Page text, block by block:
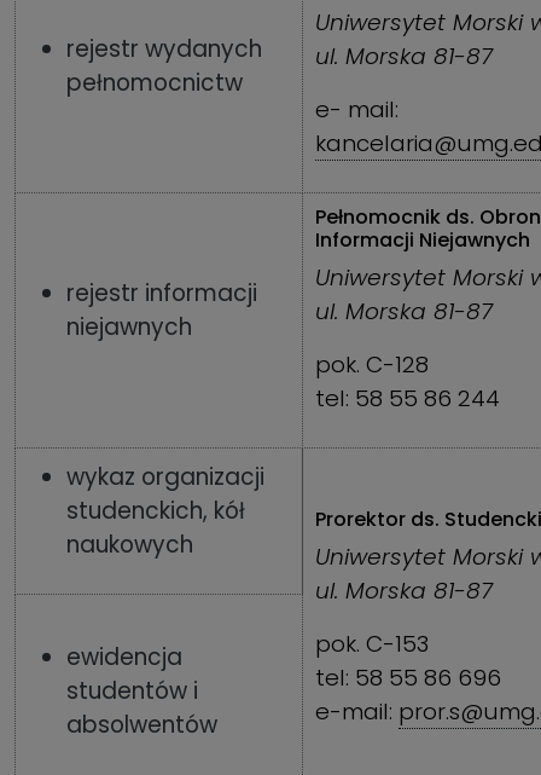
rejestr wydanych
pełnomocnictw
Uniwersytet Morski
ul. Morska 81-87
e- mail:
rejestr informacji
niejawnych
Pełnomocnik ds.
Informacji Niejawnych
Uniwersytet Morski
ul. Morska 81-87
pok. C-128
tel: 58 55 86 244
wykaz organizacji
studenckich, kół
naukowych
Prorektor ds.
Uniwersytet Morski
ul. Morska 81-87
pok. C-153
tel: 58 55 86 696
e-mail:
ewidencja
studentów i
absolwentów